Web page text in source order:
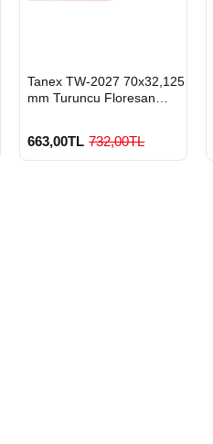
GÖNDERİ
Tanex TW-2027 70x32,125
mm Turuncu Floresan
663,00TL 732,00TL